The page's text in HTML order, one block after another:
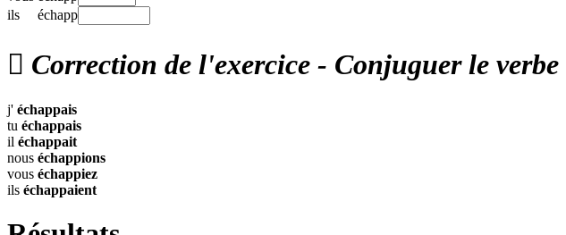
ils
échapp
 Correction de l'exercice - Conjuguer le verbe
j' échappais
tu échappais
il échappait
nous échappions
vous échappiez
ils échappaient